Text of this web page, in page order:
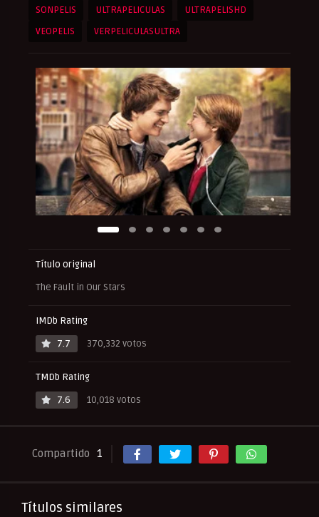
SONPELIS ULTRAPELICULAS
ULTRAPELISHD
VEOPELIS
VERPELICULASULTRA
Título original
The Fault in Our Stars
IMDb Rating
7.7
370,332 votos
TMDb Rating
7.6
10,018 votos
Compartido 1
Títulos similares